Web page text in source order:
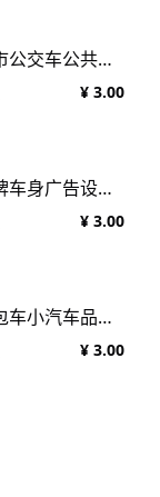
超长城市公交车公共汽车车身广告贴图展示样机模板 Long city bus mockup
¥ 3.00
汽车品牌车身广告设计提案样机PSD模板 Car Mockup
¥ 3.00
小型面包车小汽车品牌车身广告设计提案样机PSD模板 Mockup van
¥ 3.00